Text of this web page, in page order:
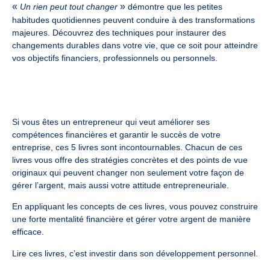
« Un rien peut tout changer » démontre que les petites
habitudes quotidiennes peuvent conduire à des transformations
majeures. Découvrez des techniques pour instaurer des
changements durables dans votre vie, que ce soit pour atteindre
vos objectifs financiers, professionnels ou personnels.
Si vous êtes un entrepreneur qui veut améliorer ses
compétences financières et garantir le succès de votre
entreprise, ces 5 livres sont incontournables. Chacun de ces
livres vous offre des stratégies concrètes et des points de vue
originaux qui peuvent changer non seulement votre façon de
gérer l’argent, mais aussi votre attitude entrepreneuriale.
En appliquant les concepts de ces livres, vous pouvez construire
une forte mentalité financière et gérer votre argent de manière
efficace.
Lire ces livres, c’est investir dans son développement personnel.